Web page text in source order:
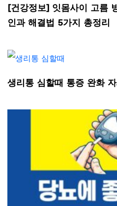
[건강정보] 잇몸사이 고름
인과 해결법 5가지 총정리
생리통 심할때 통증 완화